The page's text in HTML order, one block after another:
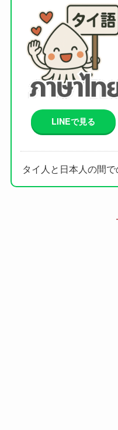
LINEで見る
タイ人と日本人の間